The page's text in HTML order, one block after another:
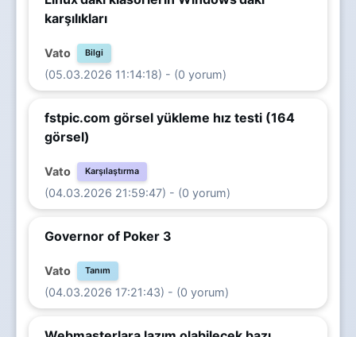
karşılıkları
Vato Bilgi
(05.03.2026 11:14:18) - (0 yorum)
fstpic.com görsel yükleme hız testi (164
görsel)
Vato Karşılaştırma
(04.03.2026 21:59:47) - (0 yorum)
Governor of Poker 3
Vato Tanım
(04.03.2026 17:21:43) - (0 yorum)